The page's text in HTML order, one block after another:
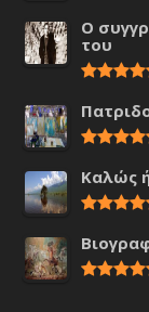
Ο
του
Καλώς